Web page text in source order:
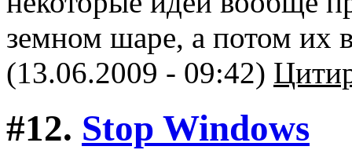
земном шаре, а потом их
(13.06.2009 - 09:42)
#12. Stop Windows